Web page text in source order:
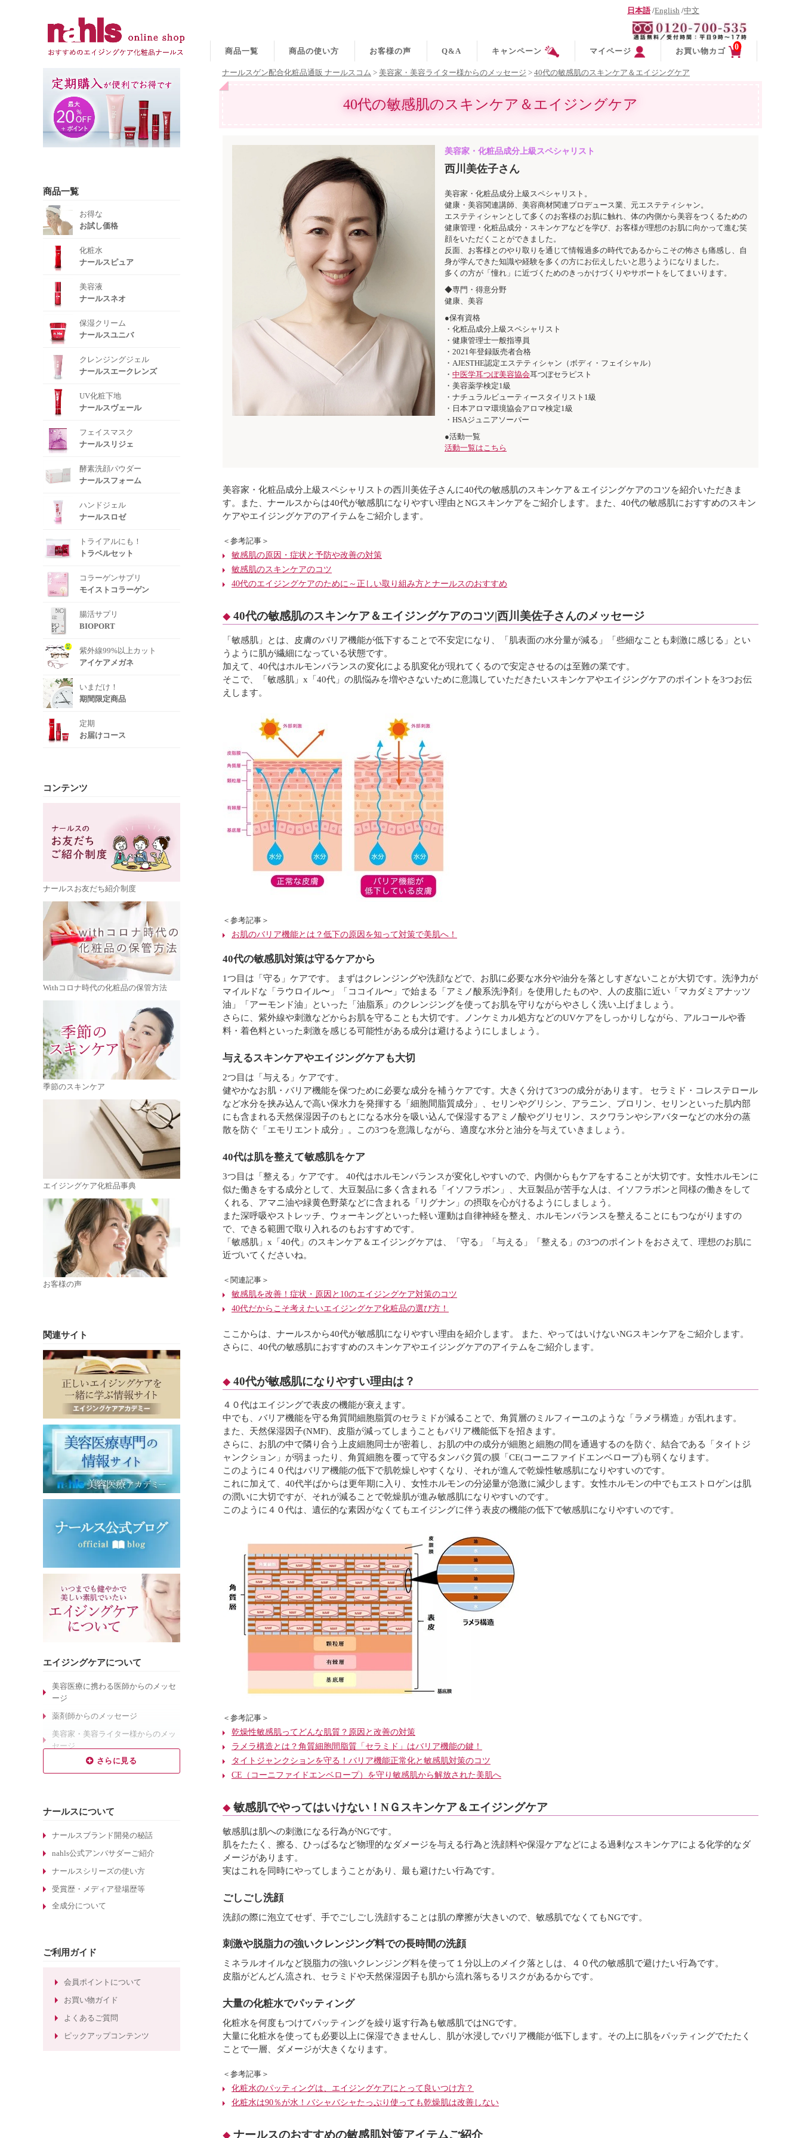
日本語/English /中文
商品一覧 商品の使い方 お客様の声 Q&A キャンペーン マイページ お買い物カゴ 0
商品一覧
お得な
お試し価格
化粧水
ナールスピュア
美容液
ナールスネオ
保湿クリーム
ナールスユニバ
クレンジングジェル
ナールスエークレンズ
UV化粧下地
ナールスヴェール
フェイスマスク
ナールスリジェ
酵素洗顔パウダー
ナールスフォーム
ハンドジェル
ナールスロゼ
トライアルにも！
トラベルセット
コラーゲンサプリ
モイストコラーゲン
腸活サプリ
BIOPORT
紫外線99%以上カット
アイケアメガネ
いまだけ！
期間限定商品
定期
お届けコース
コンテンツ
ナールスお友だち紹介制度
Withコロナ時代の化粧品の保管方法
季節のスキンケア
エイジングケア化粧品事典
お客様の声
関連サイト
エイジングケアについて
美容医療に携わる医師からのメッセ
ージ
薬剤師からのメッセージ
美容家・美容ライター様からのメッ
セージ
乾燥肌対策のエイジングケア
毛穴対策のエイジングケア
くすみ対策のエイジングケア
ターンオーバーについて
酵素洗顔について
エイジングケア化粧品の選び方
敏感肌化粧品の選び方
ほうれい線対策のエイジングケア化
粧水
ナールスについて
ナールスブランド開発の秘話
nahls公式アンバサダーご紹介
ナールスシリーズの使い方
受賞歴・メディア登場歴等
全成分について
ご利用ガイド
会員ポイントについて
お買い物ガイド
よくあるご質問
ピックアップコンテンツ
ナールスゲン配合化粧品通販 ナールスコム > 美容家・美容ライター様からのメッセージ > 40代の敏感肌のスキンケア＆エイジングケア
40代の敏感肌のスキンケア＆エイジングケア
美容家・化粧品成分上級スペシャリスト
西川美佐子さん
美容家・化粧品成分上級スペシャリスト。
健康・美容関連講師、美容商材関連プロデュース業、元エステティシャン。
エステティシャンとして多くのお客様のお肌に触れ、体の内側から美容をつくるための
健康管理・化粧品成分・スキンケアなどを学び、お客様が理想のお肌に向かって進む笑
顔をいただくことができました。
反面、お客様とのやり取りを通じて情報過多の時代であるからこその怖さも痛感し、自
身が学んできた知識や経験を多くの方にお伝えしたいと思うようになりました。
多くの方が「憧れ」に近づくためのきっかけづくりやサポートをしてまいります。
◆専門・得意分野
健康、美容
●保有資格
・化粧品成分上級スペシャリスト
・健康管理士一般指導員
・2021年登録販売者合格
・AJESTHE認定エステティシャン（ボディ・フェイシャル）
・ 中医学耳つぼ美容協会耳つぼセラピスト
・美容薬学検定1級
・ナチュラルビューティースタイリスト1級
・日本アロマ環境協会アロマ検定1級
・HSAジュニアソーパー
●活動一覧
活動一覧はこちら
美容家・化粧品成分上級スペシャリストの西川美佐子さんに40代の敏感肌のスキンケア＆エイジングケアのコツを紹介いただきま
す。また、ナールスからは40代が敏感肌になりやすい理由とNGスキンケアをご紹介します。また、40代の敏感肌におすすめのスキン
ケアやエイジングケアのアイテムをご紹介します。
＜参考記事＞
敏感肌の原因・症状と予防や改善の対策
敏感肌のスキンケアのコツ
40代のエイジングケアのために～正しい取り組み方とナールスのおすすめ
40代の敏感肌のスキンケア＆エイジングケアのコツ|西川美佐子さんのメッセージ
「敏感肌」とは、皮膚のバリア機能が低下することで不安定になり、「肌表面の水分量が減る」「些細なことも刺激に感じる」とい
うように肌が繊細になっている状態です。
加えて、40代はホルモンバランスの変化による肌変化が現れてくるので安定させるのは至難の業です。
そこで、「敏感肌」x「40代」の肌悩みを増やさないために意識していただきたいスキンケアやエイジングケアのポイントを3つお伝
えします。
＜参考記事＞
お肌のバリア機能とは？低下の原因を知って対策で美肌へ！
40代の敏感肌対策は守るケアから
1つ目は「守る」ケアです。 まずはクレンジングや洗顔などで、お肌に必要な水分や油分を落としすぎないことが大切です。洗浄力が
マイルドな「ラウロイル〜」「ココイル〜」で始まる「アミノ酸系洗浄剤」を使用したものや、人の皮脂に近い「マカダミアナッツ
油」「アーモンド油」といった「油脂系」のクレンジングを使ってお肌を守りながらやさしく洗い上げましょう。
さらに、紫外線や刺激などからお肌を守ることも大切です。ノンケミカル処方などのUVケアをしっかりしながら、アルコールや香
料・着色料といった刺激を感じる可能性がある成分は避けるようにしましょう。
与えるスキンケアやエイジングケアも大切
2つ目は「与える」ケアです。
健やかなお肌・バリア機能を保つために必要な成分を補うケアです。大きく分けて3つの成分があります。 セラミド・コレステロール
など水分を挟み込んで高い保水力を発揮する「細胞間脂質成分」、セリンやグリシン、アラニン、プロリン、セリンといった肌内部
にも含まれる天然保湿因子のもとになる水分を吸い込んで保湿するアミノ酸やグリセリン、スクワランやシアバターなどの水分の蒸
散を防ぐ「エモリエント成分」。この3つを意識しながら、適度な水分と油分を与えていきましょう。
40代は肌を整えて敏感肌をケア
3つ目は「整える」ケアです。 40代はホルモンバランスが変化しやすいので、内側からもケアをすることが大切です。女性ホルモンに
似た働きをする成分として、大豆製品に多く含まれる「イソフラボン」、大豆製品が苦手な人は、イソフラボンと同様の働きをして
くれる、アマニ油や緑黄色野菜などに含まれる「リグナン」の摂取を心がけるようにしましょう。
また深呼吸やストレッチ、ウォーキングといった軽い運動は自律神経を整え、ホルモンバランスを整えることにもつながりますの
で、できる範囲で取り入れるのもおすすめです。
「敏感肌」x「40代」のスキンケア＆エイジングケアは、「守る」「与える」「整える」の3つのポイントをおさえて、理想のお肌に
近づいてくださいね。
＜関連記事＞
敏感肌を改善！症状・原因と10のエイジングケア対策のコツ
40代だからこそ考えたいエイジングケア化粧品の選び方！
ここからは、ナールスから40代が敏感肌になりやすい理由を紹介します。 また、やってはいけないNGスキンケアをご紹介します。
さらに、40代の敏感肌におすすめのスキンケアやエイジングケアのアイテムをご紹介します。
40代が敏感肌になりやすい理由は？
４０代はエイジングで表皮の機能が衰えます。
中でも、バリア機能を守る角質間細胞脂質のセラミドが減ることで、角質層のミルフィーユのような「ラメラ構造」が乱れます。
また、天然保湿因子(NMF)、皮脂が減ってしまうこともバリア機能低下を招きます。
さらに、お肌の中で隣り合う上皮細胞同士が密着し、お肌の中の成分が細胞と細胞の間を通過するのを防ぐ、結合である「タイトジ
ャンクション」が弱まったり、角質細胞を覆って守るタンパク質の膜「CE(コーニファイドエンベロープ)も弱くなります。
このように４０代はバリア機能の低下で肌乾燥しやすくなり、それが進んで乾燥性敏感肌になりやすいのです。
これに加えて、40代半ばからは更年期に入り、女性ホルモンの分泌量が急激に減少します。女性ホルモンの中でもエストロゲンは肌
の潤いに大切ですが、それが減ることで乾燥肌が進み敏感肌になりやすいのです。
このように４０代は、遺伝的な素因がなくてもエイジングに伴う表皮の機能の低下で敏感肌になりやすいのです。
＜参考記事＞
乾燥性敏感肌ってどんな肌質？原因と改善の対策
ラメラ構造とは？角質細胞間脂質「セラミド」はバリア機能の鍵！
タイトジャンクションを守る！バリア機能正常化と敏感肌対策のコツ
CE（コーニファイドエンベロープ）を守り敏感肌から解放された美肌へ
敏感肌でやってはいけない！NＧスキンケア＆エイジングケア
敏感肌は肌への刺激になる行為がNGです。
肌をたたく、擦る、ひっぱるなど物理的なダメージを与える行為と洗顔料や保湿ケアなどによる過剰なスキンケアによる化学的なダ
メージがあります。
実はこれを同時にやってしまうことがあり、最も避けたい行為です。
ごしごし洗顔
洗顔の際に泡立てせず、手でごしごし洗顔することは肌の摩擦が大きいので、敏感肌でなくてもNGです。
刺激や脱脂力の強いクレンジング料での長時間の洗顔
ミネラルオイルなど脱脂力の強いクレンジング料を使って１分以上のメイク落としは、４０代の敏感肌で避けたい行為です。
皮脂がどんどん流され、セラミドや天然保湿因子も肌から流れ落ちるリスクがあるからです。
大量の化粧水でパッティング
化粧水を何度もつけてパッティングを繰り返す行為も敏感肌ではNGです。
大量に化粧水を使っても必要以上に保湿できませんし、肌が水浸しでバリア機能が低下します。その上に肌をパッティングでたたく
ことで一層、ダメージが大きくなります。
＜参考記事＞
化粧水のパッティングは、エイジングケアにとって良いつけ方？
化粧水は90％が水！バシャバシャたっぷり使っても乾燥肌は改善しない
ナールスのおすすめの敏感肌対策アイテムご紹介